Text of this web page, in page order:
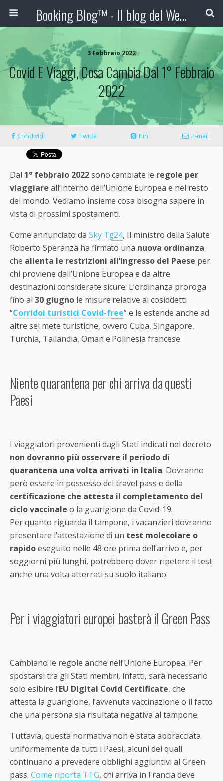
Booking Blog™ - Il blog del Web Marketing Turistico
3 Febbraio 2022
Covid E Viaggi, Cosa Cambia Dal 1° Febbraio
2022
Condividi Twitta Pin E-mail
Dal 1° febbraio 2022sono cambiate le regole per
viaggiare all’interno dell’Unione Europea e nel resto
del mondo. Vediamo insieme cosa bisogna sapere in
vista di prossimi spostamenti.
Come annunciato da Sky Tg24, Il ministro della Salute
Roberto Speranza ha firmato una nuova ordinanza
che allenta le restrizioni all’ingresso del Paese per
chi proviene dall’Unione Europea e da altre
destinazioni considerate sicure. L’ordinanza proroga
fino al 30 giugno le misure relative ai cosiddetti
“Corridoi turistici Covid-free” e le estende anche ad
altre sei mete turistiche, ovvero Cuba, Singapore,
Turchia, Tailandia, Oman e Polinesia francese.
Niente quarantena per chi arriva da questi
Paesi
I viaggiatori provenienti dagli Stati indicati nel decreto
non dovranno più osservare il periodo di
quarantena una volta arrivati in Italia. Dovranno
però essere in possesso del travel pass e della
certificazione che attesta il completamento del
ciclo vaccinale o la guarigione da Covid-19.
Per quanto riguarda il tampone, i vacanzieri dovranno
presentare l’attestazione di un test molecolare o
rapidoeseguito nelle 48 ore prima dell’arrivo e, per
soggiorni più lunghi, potrebbero dover ripetere il test
anche una volta atterrati su suolo italiano.
Per i viaggiatori europei basterà il Green Pass
Cambiano le regole anche nell’Unione Europea. Per
spostarsi tra gli Stati membri, infatti, sarà necessario
solo esibire l’EU Digital Covid Certificate, che
attesta la guarigione, l’avvenuta vaccinazione o il fatto
che una persona sia risultata negativa al tampone.
Tuttavia, questa normativa non è stata abbracciata
uniformemente da tutti i Paesi, alcuni dei quali
continuano a prevedere obblighi aggiuntivi al Green
pass. Come riporta TTG, chi arriva in Francia deve